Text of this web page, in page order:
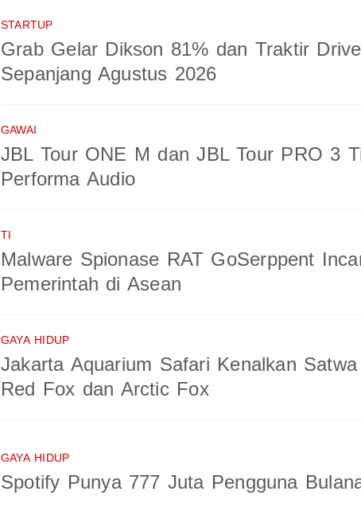
STARTUP
Grab Gelar Dikson 81% dan Traktir
Sepanjang Agustus 2026
GAWAI
JBL Tour ONE M dan JBL Tour PRO 3
Performa Audio
TI
Malware Spionase RAT GoSerppent
Pemerintah di Asean
GAYA HIDUP
Jakarta Aquarium Safari Kenalkan
Red Fox dan Arctic Fox
GAYA HIDUP
Spotify Punya 777 Juta Pengguna